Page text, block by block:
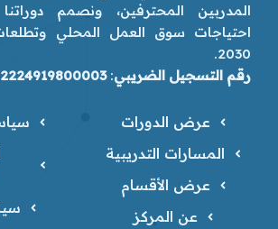
المدربين المحترفين، ونصمم
احتياجات سوق العمل المحلي
2030.
رقم التسجيل الضريبي:
عرض الدورات
المسارات التدريبية
عرض الأقسام
عن المركز